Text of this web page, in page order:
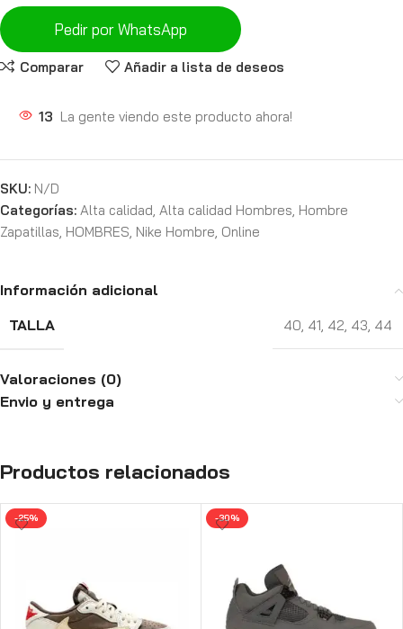
Pedir por WhatsApp
Comparar Añadir a lista de deseos
13 La gente viendo este producto ahora!
SKU: N/D
Categorías: Alta calidad, Alta calidad Hombres, Hombre
Zapatillas, HOMBRES, Nike Hombre, Online
Información adicional
TALLA
40, 41, 42, 43, 44
Valoraciones (0)
Envio y entrega
Productos relacionados
-25% -30%